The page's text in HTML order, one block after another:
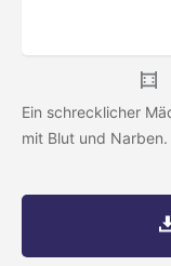
Ein schrecklicher
mit Blut und Narben.